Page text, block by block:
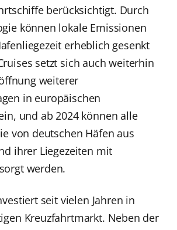
berücksichtigt. Durch
können lokale Emissionen
erheblich gesenkt
setzt sich auch weiterhin
weiterer
in europäischen
und ab 2024 können alle
von deutschen Häfen aus
ihrer Liegezeiten mit
werden.
seit vielen Jahren in
Kreuzfahrtmarkt. Neben der